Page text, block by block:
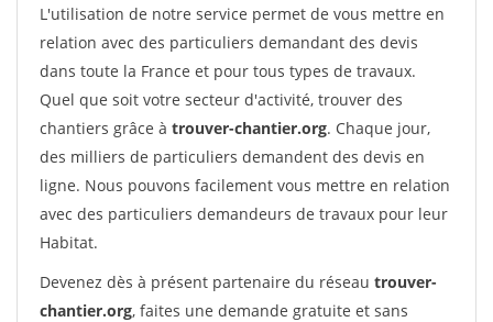
L'utilisation de notre service permet de vous mettre en
relation avec des particuliers demandant des devis
dans toute la France et pour tous types de travaux.
Quel que soit votre secteur d'activité, trouver des
chantiers grâce à trouver-chantier.org. Chaque jour,
des milliers de particuliers demandent des devis en
ligne. Nous pouvons facilement vous mettre en relation
avec des particuliers demandeurs de travaux pour leur
Habitat.
Devenez dès à présent partenaire du réseau trouver-
chantier.org, faites une demande gratuite et sans